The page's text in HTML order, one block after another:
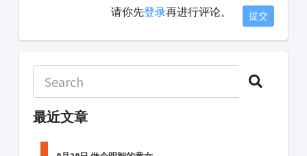
请你先登录再进行评论。 提交
最近文章